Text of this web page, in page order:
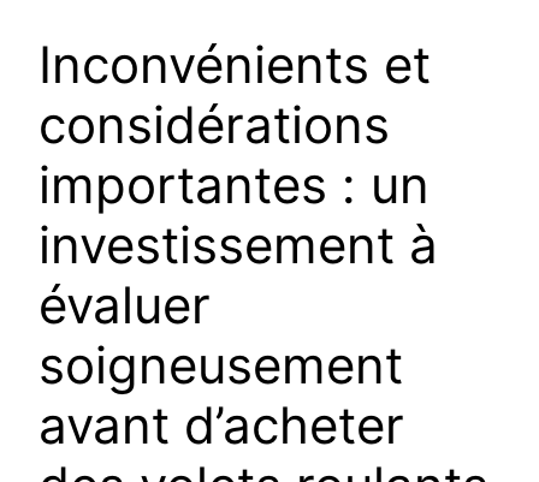
Inconvénients et
considérations
importantes : un
investissement à
évaluer
soigneusement
avant d’acheter